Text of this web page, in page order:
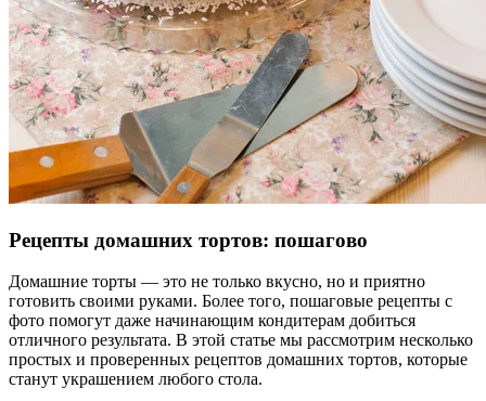
Рецепты домашних тортов: пошагово
Домашние торты — это не только вкусно, но и приятно
готовить своими руками. Более того, пошаговые рецепты с
фото помогут даже начинающим кондитерам добиться
отличного результата. В этой статье мы рассмотрим несколько
простых и проверенных рецептов домашних тортов, которые
станут украшением любого стола.